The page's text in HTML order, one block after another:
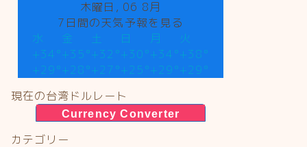
木曜日, 06 8月
7日間の天気予報を見る
水
金 土 日 月
火
+34°+35°+32°+30°+34°+38°
+29°+28°+27°+25°+29°+29°
現在の台湾ドルレート
Currency Converter
カテゴリー